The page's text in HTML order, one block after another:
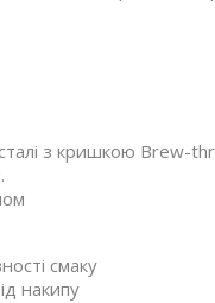
з кришкою Brew-
смаку
накипу